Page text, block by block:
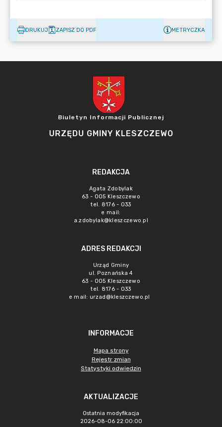
DRUKUJ ZAPISZ DO PDF METRYCZKA
Biuletyn Informacji Publicznej
URZĘDU GMINY KLESZCZEWO
REDAKCJA
Agata Zdobylak
63 - 005 Kleszczewo
tel. 8176 - 033
e mail:
a.zdobylak@kleszczewo.pl
ADRES REDAKCJI
Urząd Gminy
ul. Poznańska 4
63 - 005 Kleszczewo
tel. 8176 - 033
e mail: urzad@kleszczewo.pl
INFORMACJE
Mapa strony
Rejestr zmian
Statystyki odwiedzin
AKTUALIZACJE
Ostatnia modyfikacja
2026-08-06 22:00:00